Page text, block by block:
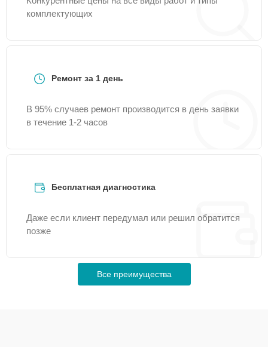
комплектующих
Ремонт за 1 день
В 95% случаев ремонт производится в день заявки
в течение 1-2 часов
Бесплатная диагностика
Даже если клиент передумал или решил обратится
позже
Все преимущества